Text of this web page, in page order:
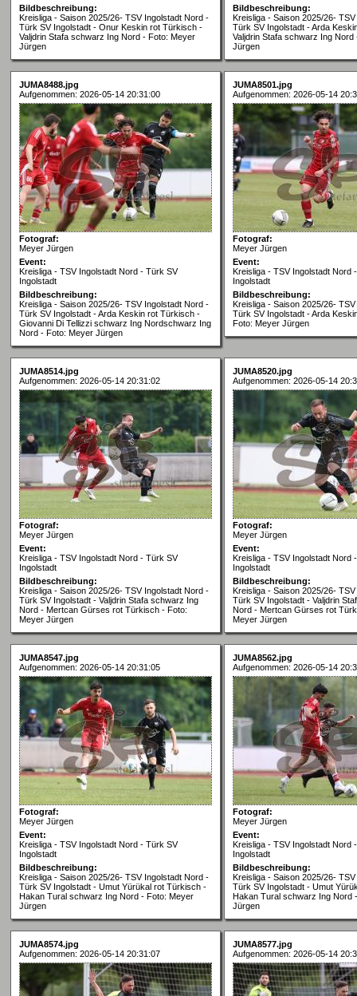
Bildbeschreibung:
Kreisliga - Saison 2025/26- TSV Ingolstadt Nord -
Türk SV Ingolstadt - Onur Keskin rot Türkisch -
Valjdrin Stafa schwarz Ing Nord - Foto: Meyer
Jürgen
Bildbeschreibung:
Kreisliga - Saison 2025/26-
Türk SV Ingolstadt - Arda
Valjdrin Stafa schwarz Ing
Jürgen
JUMA8488.jpg
Aufgenommen: 2026-05-14 20:31:00
Fotograf:
Meyer Jürgen
Event:
Kreisliga - TSV Ingolstadt Nord - Türk SV
Ingolstadt
Bildbeschreibung:
Kreisliga - Saison 2025/26- TSV Ingolstadt Nord -
Türk SV Ingolstadt - Arda Keskin rot Türkisch -
Giovanni Di Tellizzi schwarz Ing Nordschwarz Ing
Nord - Foto: Meyer Jürgen
JUMA8501.jpg
Aufgenommen: 2026-05-14
Fotograf:
Meyer Jürgen
Event:
Kreisliga - TSV Ingolstadt Nord
Ingolstadt
Bildbeschreibung:
Kreisliga - Saison 2025/26-
Türk SV Ingolstadt - Arda
Foto: Meyer Jürgen
JUMA8514.jpg
Aufgenommen: 2026-05-14 20:31:02
Fotograf:
Meyer Jürgen
Event:
Kreisliga - TSV Ingolstadt Nord - Türk SV
Ingolstadt
Bildbeschreibung:
Kreisliga - Saison 2025/26- TSV Ingolstadt Nord -
Türk SV Ingolstadt - Valjdrin Stafa schwarz Ing
Nord - Mertcan Gürses rot Türkisch - Foto:
Meyer Jürgen
JUMA8520.jpg
Aufgenommen: 2026-05-14
Fotograf:
Meyer Jürgen
Event:
Kreisliga - TSV Ingolstadt Nord
Ingolstadt
Bildbeschreibung:
Kreisliga - Saison 2025/26-
Türk SV Ingolstadt - Valjdrin
Nord - Mertcan Gürses rot
Meyer Jürgen
JUMA8547.jpg
Aufgenommen: 2026-05-14 20:31:05
Fotograf:
Meyer Jürgen
Event:
Kreisliga - TSV Ingolstadt Nord - Türk SV
Ingolstadt
Bildbeschreibung:
Kreisliga - Saison 2025/26- TSV Ingolstadt Nord -
Türk SV Ingolstadt - Umut Yürükal rot Türkisch -
Hakan Tural schwarz Ing Nord - Foto: Meyer
Jürgen
JUMA8562.jpg
Aufgenommen: 2026-05-14
Fotograf:
Meyer Jürgen
Event:
Kreisliga - TSV Ingolstadt Nord
Ingolstadt
Bildbeschreibung:
Kreisliga - Saison 2025/26-
Türk SV Ingolstadt - Umut
Hakan Tural schwarz Ing Nord
Jürgen
JUMA8574.jpg
Aufgenommen: 2026-05-14 20:31:07
JUMA8577.jpg
Aufgenommen: 2026-05-14